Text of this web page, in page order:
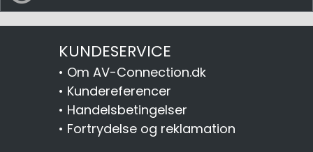
KUNDESERVICE
• Om AV-Connection.dk
• Kundereferencer
• Handelsbetingelser
• Fortrydelse og reklamation